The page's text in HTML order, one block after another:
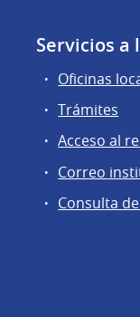
Servicios a
Oficinas
Trámites
Acceso al
Correo
Consulta